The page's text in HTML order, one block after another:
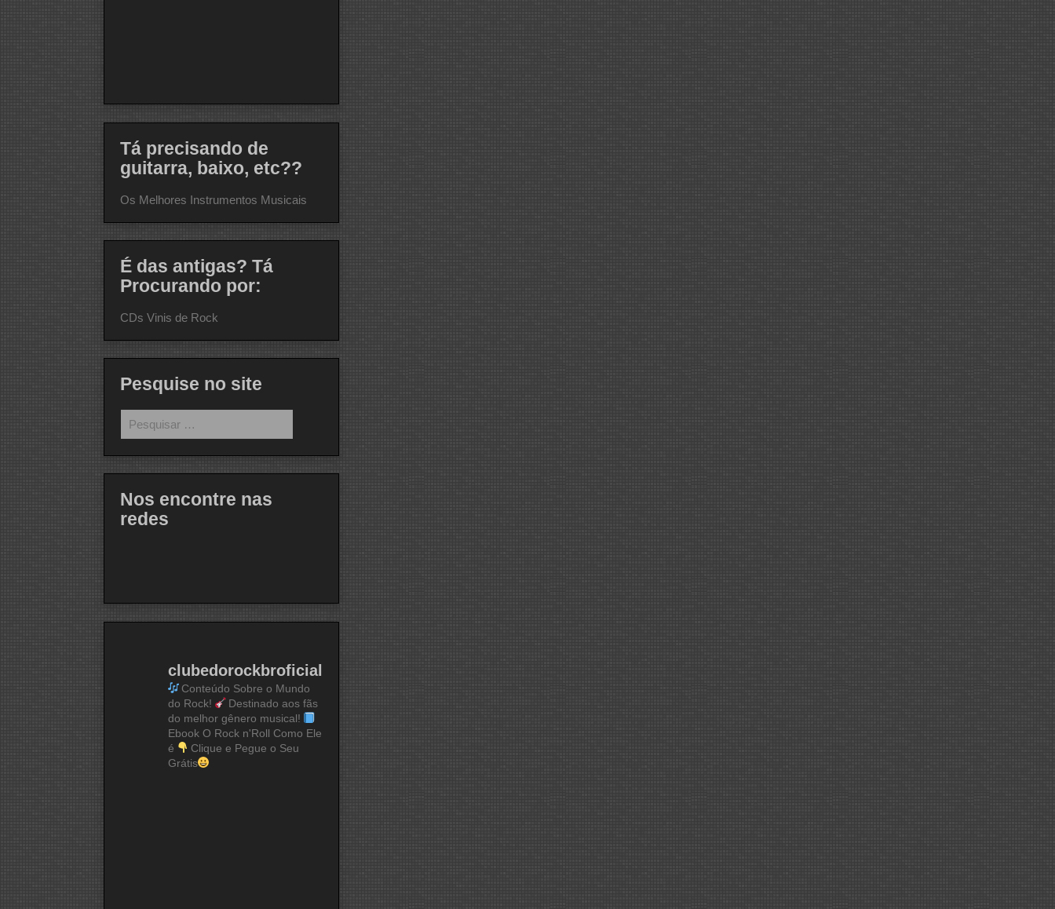
Tá precisando de
guitarra, baixo, etc??
Os Melhores Instrumentos Musicais
É das antigas? Tá
Procurando por:
CDs Vinis de Rock
Pesquise no site
por:
Nos encontre nas
redes
clubedorockbroficial
Conteúdo Sobre o Mundo
do Rock!
Destinado aos fãs
do melhor gênero musical!
Ebook O Rock n'Roll Como Ele
é
Clique e Pegue o Seu
Grátis